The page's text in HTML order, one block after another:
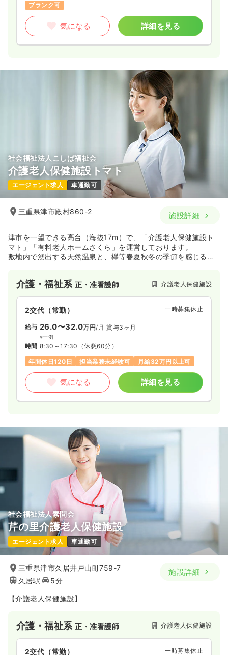
ブランク可
気になる 詳細を見る
社会福祉法人こしば福祉会
介護老人保健施設トマト
エージェント求人 車通勤可
三重県津市殿村860-2 施設詳細
津市を一望できる高台（海抜17m）で、「介護老人保健施設ト
マト」「有料老人ホームさくら」を運営しております。
敷地内で湧出する天然温泉と、欅等春夏秋冬の季節を感じる庭
術向上はもとより、相互施設の連携にも力を入れております。
快適・安心なシルバーライフを精一杯サポートさせていただき
介護・福祉系正・准看護師 介護老人保健施設
2交代（常勤） 一時募集休止
給与 26.0〜32.0万円/月 賞与3ヶ月
※一例
時間 8:30～17:30 （休憩60分）
年間休日120日
担当業務未経験可 月給32万円以上可
気になる 詳細を見る
社会福祉法人素問会
芹の里介護老人保健施設
エージェント求人 車通勤可
三重県津市久居井戸山町759-7
久居駅
5分
施設詳細
【介護老人保健施設】
介護・福祉系正・准看護師 介護老人保健施設
2交代（常勤） 一時募集休止